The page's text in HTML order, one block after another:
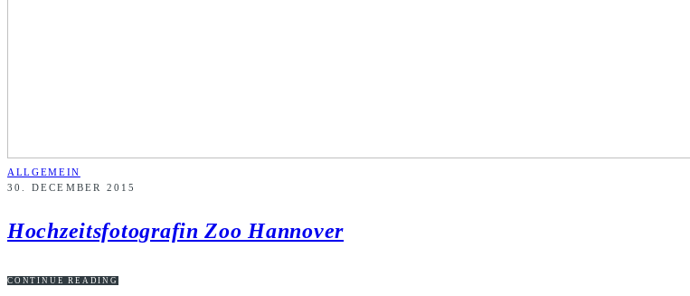
ALLGEMEIN
30. DECEMBER 2015
Hochzeitsfotografin Zoo Hannover
CONTINUE READING